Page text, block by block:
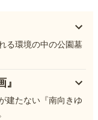
る環境の中の公園墓
建たない『南向きゆ